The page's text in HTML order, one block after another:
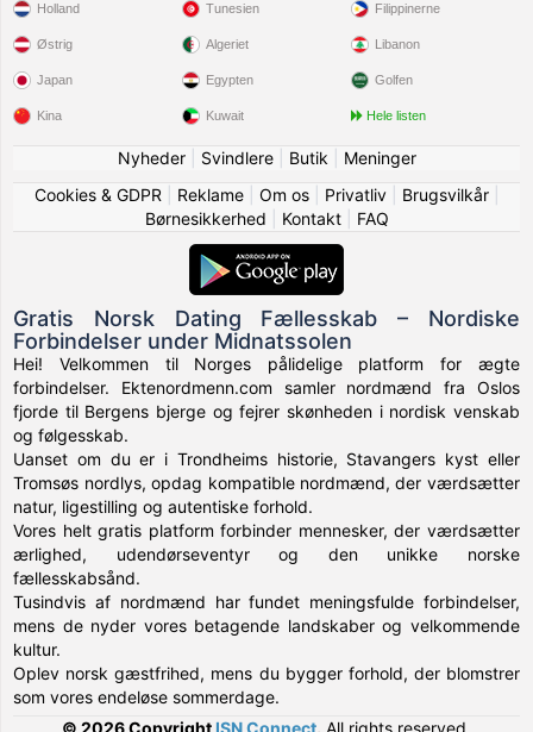
Holland
Østrig
Japan
Kina
Tunesien
Algeriet
Egypten
Kuwait
Filippinerne
Libanon
Golfen
Hele listen
Nyheder| Svindlere| Butik
Meninger
Cookies & GDPR
Reklame| Om os| Privatliv| Brugsvilkår|
Børnesikkerhed
Kontakt| FAQ
Gratis Norsk Dating Fællesskab – Nordiske
Forbindelser under Midnatssolen
Hei! Velkommen til Norges pålidelige platform for ægte
forbindelser. Ektenordmenn.com samler nordmænd fra Oslos
fjorde til Bergens bjerge og fejrer skønheden i nordisk venskab
og følgesskab.
Uanset om du er i Trondheims historie, Stavangers kyst eller
Tromsøs nordlys, opdag kompatible nordmænd, der værdsætter
natur, ligestilling og autentiske forhold.
Vores helt gratis platform forbinder mennesker, der værdsætter
ærlighed, udendørseventyr og den unikke norske
fællesskabsånd.
Tusindvis af nordmænd har fundet meningsfulde forbindelser,
mens de nyder vores betagende landskaber og velkommende
kultur.
Oplev norsk gæstfrihed, mens du bygger forhold, der blomstrer
som vores endeløse sommerdage.
© 2026 Copyright ISN Connect All rights reserved.